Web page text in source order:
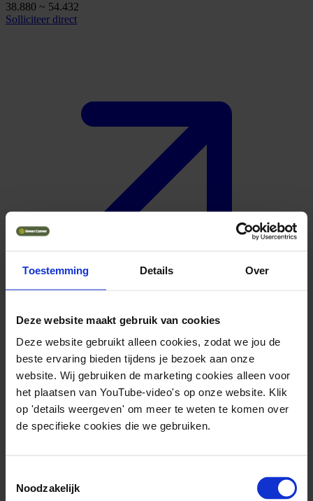
Toestemming Details Over
Deze website maakt gebruik van cookies
Deze website gebruikt alleen cookies, zodat we jou de
beste ervaring bieden tijdens je bezoek aan onze
website. Wij gebruiken de marketing cookies alleen voor
het plaatsen van YouTube-video's op onze website. Klik
op 'details weergeven' om meer te weten te komen over
de specifieke cookies die we gebruiken.
Noodzakelijk
38.880 ~ 54.432
Solliciteer direct
Geuniformeerd